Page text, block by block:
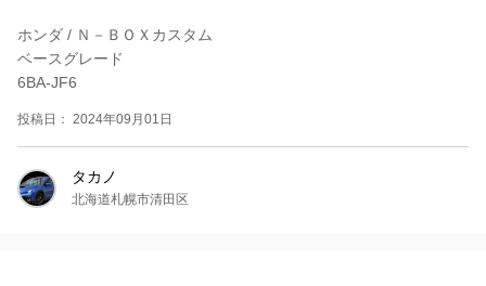
ホンダ / Ｎ－ＢＯＸカスタム
ベースグレード
6BA-JF6
投稿日： 2024年09月01日
タカノ
北海道札幌市清田区